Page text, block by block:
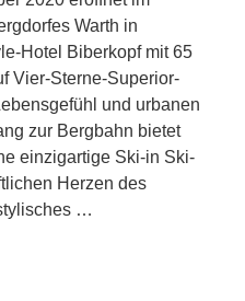
Warth in
Hotel Biberkopf mit 65
Vier-Sterne-Superior-
und urbanen
zur Bergbahn bietet
einzigartige Ski-in Ski-
Herzen des
…